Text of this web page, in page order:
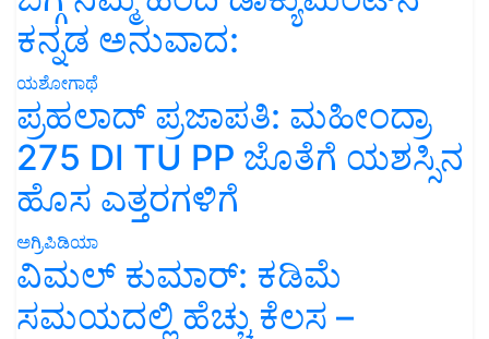
ಕನ್ನಡ ಅನುವಾದ:
ಯಶೋಗಾಥೆ
ಪ್ರಹಲಾದ್ ಪ್ರಜಾಪತಿ: ಮಹೀಂದ್ರಾ
275 DI TU PP ಜೊತೆಗೆ ಯಶಸ್ಸಿನ
ಹೊಸ ಎತ್ತರಗಳಿಗೆ
ಅಗ್ರಿಪಿಡಿಯಾ
ವಿಮಲ್ ಕುಮಾರ್: ಕಡಿಮೆ
ಸಮಯದಲ್ಲಿ ಹೆಚ್ಚು ಕೆಲಸ –